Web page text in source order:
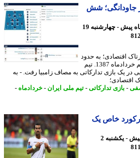
شش
4 ماه پیش - چهارشنبه 19
به حدود
18 سال قبل برمی گردیم؛ پنجم خردادماه 1387. تیم
بازی تدارکاتی به مصاف زامبیا رفت. - به
بازی تدارکاتی-تیم ملی ایران - خردادماه -
خاص یک
5 ماه پیش - یکشنبه 2